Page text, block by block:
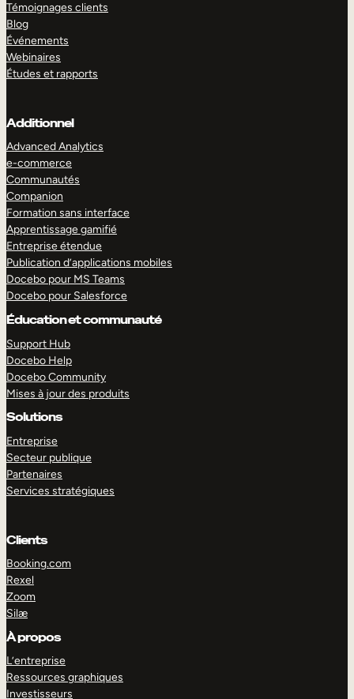
Témoignages clients
Blog
Événements
Webinaires
Études et rapports
Additionnel
Advanced Analytics
e-commerce
Communautés
Companion
Formation sans interface
Apprentissage gamifié
Entreprise étendue
Publication d’applications mobiles
Docebo pour MS Teams
Docebo pour Salesforce
Éducation et communauté
Support Hub
Docebo Help
Docebo Community
Mises à jour des produits
Solutions
Entreprise
Secteur publique
Partenaires
Services stratégiques
Clients
Booking.com
Rexel
Zoom
Silæ
À propos
L’entreprise
Ressources graphiques
Investisseurs